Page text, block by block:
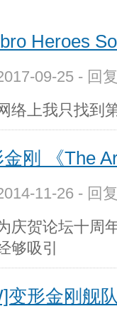
Heroes
09-25 - 回
络上我只找到
刚 《The
11-26 - 回
庆贺论坛十
够吸引
变形金刚舰